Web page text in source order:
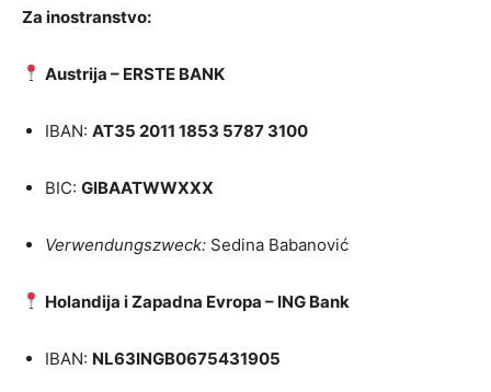
Za inostranstvo:
Austrija – ERSTE BANK
IBAN: AT35 2011 1853 5787 3100
BIC: GIBAATWWXXX
Verwendungszweck: Sedina Babanović
Holandija i Zapadna Evropa – ING Bank
IBAN: NL63INGB0675431905